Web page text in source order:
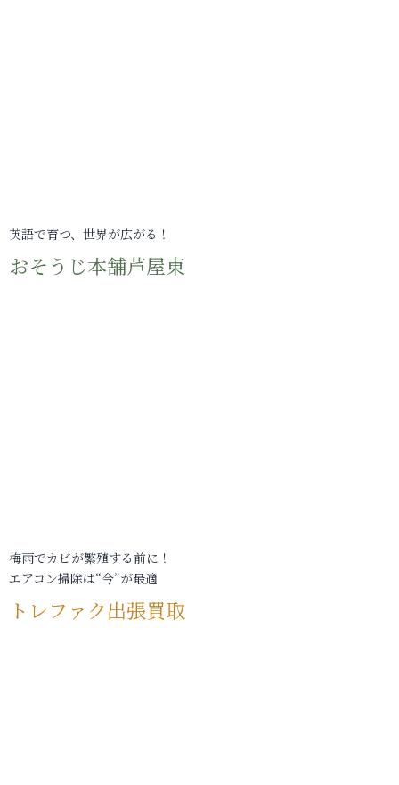
英語で育つ、世界が広がる！
おそうじ本舗芦屋東
梅雨でカビが繁殖する前に！
エアコン掃除は“今”が最適
トレファク出張買取